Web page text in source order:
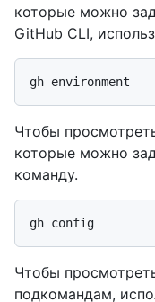
которые можно
GitHub CLI,
Чтобы
которые можно
команду.
Чтобы
подкомандам,